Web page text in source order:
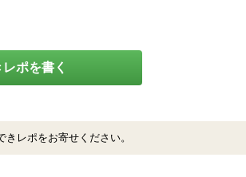
ポを書く
レポをお寄せください。